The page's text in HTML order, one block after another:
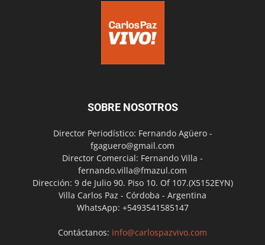
SOBRE NOSOTROS
Director Periodístico: Fernando Agüero -
fgaguero@gmail.com
Director Comercial: Fernando Villa -
fernando.villa@fmazul.com
Dirección: 9 de Julio 90. Piso 10. Of 107.(X5152EYN)
Villa Carlos Paz - Córdoba - Argentina
WhatsApp: +5493541585147
Contáctanos: info@carlospazvivo.com